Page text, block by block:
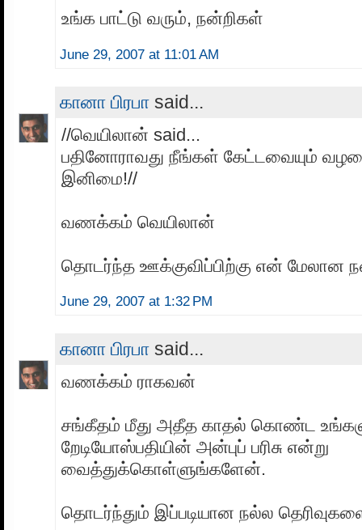
உங்க பாட்டு வரும், நன்றிகள்
June 29, 2007 at 11:01 AM
கானா பிரபா said...
//வெயிலான் said...
பதினோராவது நீங்கள் கேட்டவையும்
இனிமை!//
வணக்கம் வெயிலான்
தொடர்ந்த ஊக்குவிப்பிற்கு என் மேலான
June 29, 2007 at 1:32 PM
கானா பிரபா said...
வணக்கம் ராகவன்
சங்கீதம் மீது அதீத காதல் கொண்ட
றேடியோஸ்பதியின் அன்புப் பரிசு என்று
வைத்துக்கொள்ளுங்களேன்.
தொடர்ந்தும் இப்படியான நல்ல